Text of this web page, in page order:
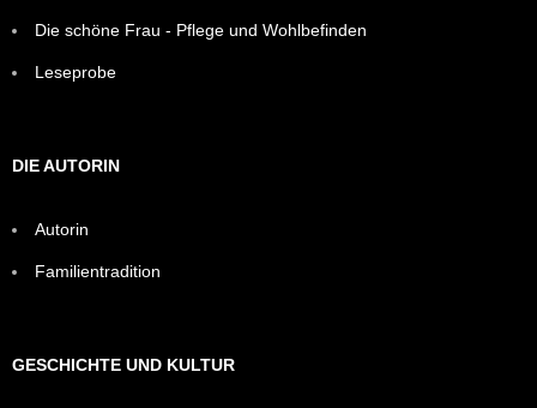
Die schöne Frau - Pflege und Wohlbefinden
Leseprobe
DIE AUTORIN
Autorin
Familientradition
GESCHICHTE UND KULTUR